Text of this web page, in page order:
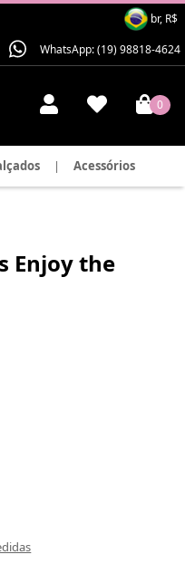
br, R$
WhatsApp: (19) 98818-4624
0
| Acessórios
Enjoy the